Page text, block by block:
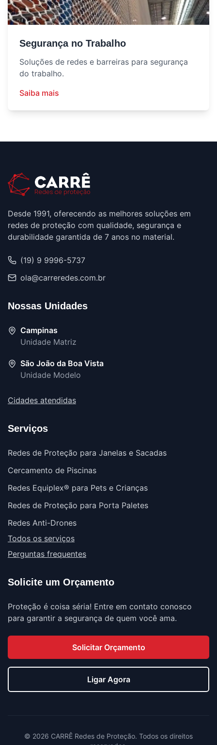
Segurança no Trabalho
Soluções de redes e barreiras para segurança
do trabalho.
Saiba mais
Desde 1991, oferecendo as melhores soluções em
redes de proteção com qualidade, segurança e
durabilidade garantida de 7 anos no material.
(19) 9 9996-5737
ola@carreredes.com.br
Nossas Unidades
Campinas
Unidade Matriz
São João da Boa Vista
Unidade Modelo
Cidades atendidas
Serviços
Redes de Proteção para Janelas e Sacadas
Cercamento de Piscinas
Redes Equiplex® para Pets e Crianças
Redes de Proteção para Porta Paletes
Redes Anti-Drones
Todos os serviços
Perguntas frequentes
Solicite um Orçamento
Proteção é coisa séria! Entre em contato conosco
para garantir a segurança de quem você ama.
Solicitar Orçamento
Ligar Agora
© 2026 CARRÊ Redes de Proteção. Todos os direitos